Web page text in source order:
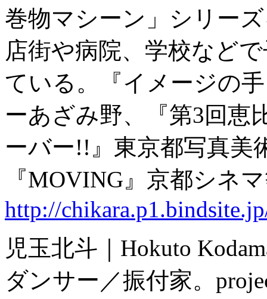
巻物マシーン」シリー
店街や病院、学校など
ている。『イメージの
ーあざみ野、『第3回恵
ーバー!!』東京都写真美
『MOVING』京都シネ
http://
児玉北斗｜Hokuto
ダンサー／振付家。